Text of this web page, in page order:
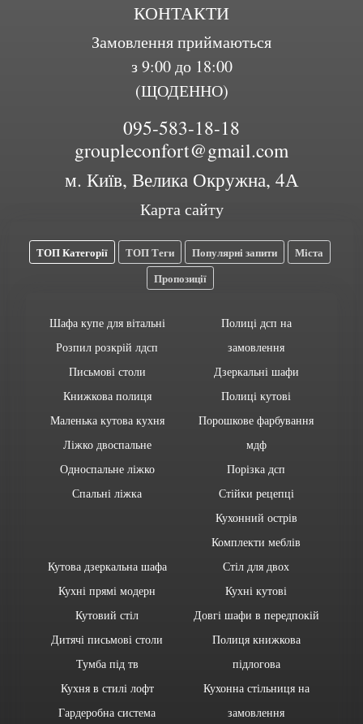
КОНТАКТИ
Замовлення приймаються
з 9:00 до 18:00
(ЩОДЕННО)
095-583-18-18
groupleconfort@gmail.com
м. Київ, Велика Окружна, 4А
Карта сайту
ТОП Категорії ТОП Теги Популярні запити
Міста
Пропозиції
Шафа купе для вітальні
Розпил розкрій лдсп
Письмові столи
Книжкова полиця
Маленька кутова кухня
Ліжко двоспальне
Односпальне ліжко
Спальні ліжка
Полиці дсп на
замовлення
Дзеркальні шафи
Полиці кутові
Порошкове фарбування
мдф
Порізка дсп
Стійки рецепці
Кухонний острів
Комплекти меблів
Кутова дзеркальна шафа
Кухні прямі модерн
Кутовий стіл
Дитячі письмові столи
Тумба під тв
Кухня в стилі лофт
Гардеробна система
Стіл для двох
Кухні кутові
Довгі шафи в передпокій
Полиця книжкова
підлогова
Кухонна стільниця на
замовлення